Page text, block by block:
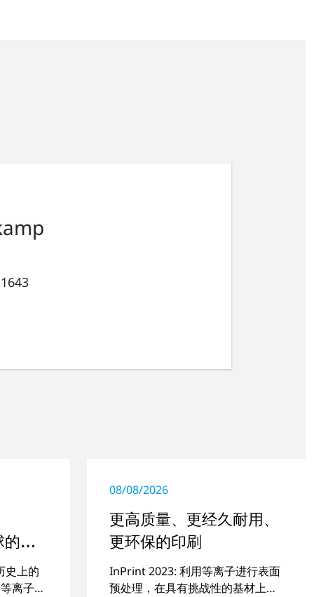
旅
史上的
离子系
08/08/2026
更高质量、更经久耐用、
更环保的印刷
InPrint 2023: 利用等离子进行表面
预处理，在具有挑战性的基材上印